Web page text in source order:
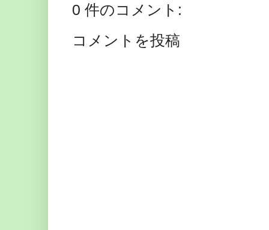
0 件のコメント:
コメントを投稿